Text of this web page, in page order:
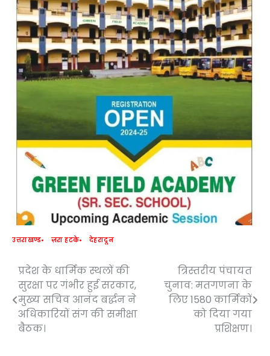
उत्तराखण्ड ज़रा हटके देहरादून
Post
navigation
प्रदेश के धार्मिक स्थलों की
सुरक्षा पर गंभीर हुई सरकार,
मुख्य सचिव आनंद बर्द्धन ने
अधिकारियों संग की समीक्षा
बैठक।
त्रिस्तरीय पंचायत
चुनाव: मतगणना के
लिए 1580 कार्मिकों
को दिया गया
प्रशिक्षण।